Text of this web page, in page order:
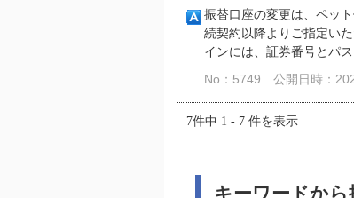
振替口座の変更は、ペッ
続契約以降よりご指定い
インには、証券番号とパ
No：5749 公開日時：
7件中 1 - 7 件を表示
キーワードから